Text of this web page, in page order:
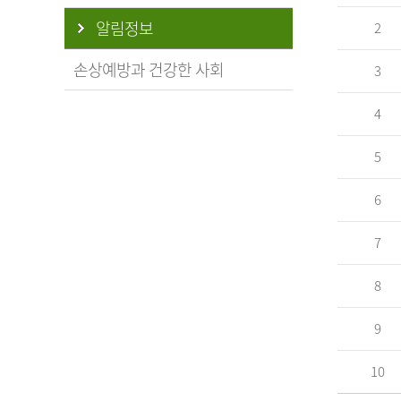
알림정보
손상예방과 건강한 사회
2
3
4
5
6
7
8
9
10